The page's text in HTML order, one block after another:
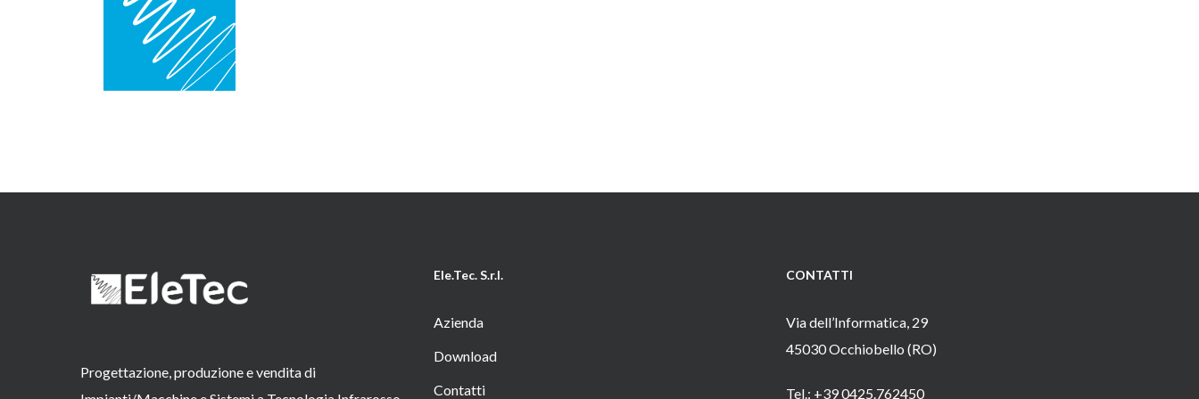
Progettazione, produzione e vendita di
Ele.Tec. S.r.l.
Azienda
Download
Contatti
CONTATTI
Via dell’Informatica, 29
45030 Occhiobello (RO)
Tel.: +39 0425.762450